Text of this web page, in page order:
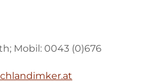
Mobil: 0043 (0)676